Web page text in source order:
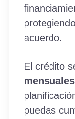
acuerdo.
El crédito
puedas